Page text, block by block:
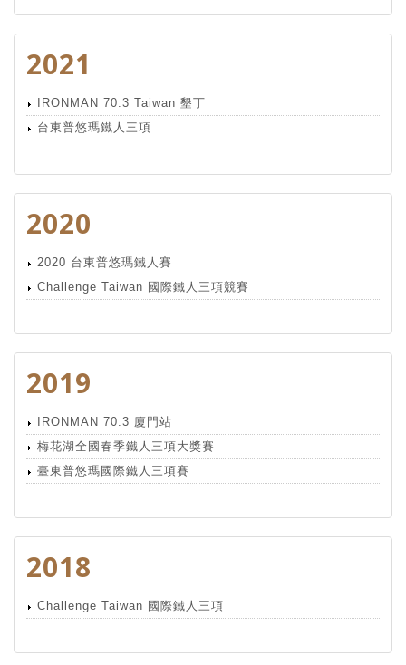
2021
IRONMAN 70.3 Taiwan 墾丁
台東普悠瑪鐵人三項
2020
2020 台東普悠瑪鐵人賽
Challenge Taiwan 國際鐵人三項競賽
2019
IRONMAN 70.3 廈門站
梅花湖全國春季鐵人三項大獎賽
臺東普悠瑪國際鐵人三項賽
2018
Challenge Taiwan 國際鐵人三項